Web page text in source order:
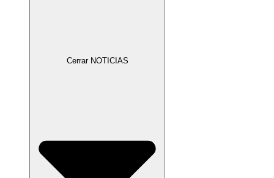
Cerrar NOTICIAS